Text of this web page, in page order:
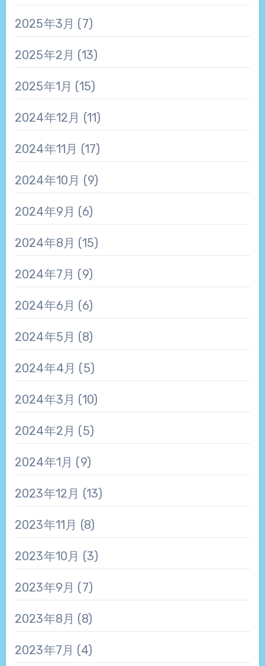
2025年3月 (7)
2025年2月 (13)
2025年1月 (15)
2024年12月 (11)
2024年11月 (17)
2024年10月 (9)
2024年9月 (6)
2024年8月 (15)
2024年7月 (9)
2024年6月 (6)
2024年5月 (8)
2024年4月 (5)
2024年3月 (10)
2024年2月 (5)
2024年1月 (9)
2023年12月 (13)
2023年11月 (8)
2023年10月 (3)
2023年9月 (7)
2023年8月 (8)
2023年7月 (4)